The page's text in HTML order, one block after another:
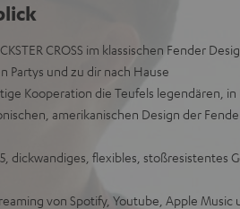
CROSS im klassischen Fender
Partys und zu dir nach Hause
Kooperation die Teufels legendären,
amerikanischen Design der
dickwandiges, flexibles, stoßresistentes
von Spotify, Youtube, Apple Music